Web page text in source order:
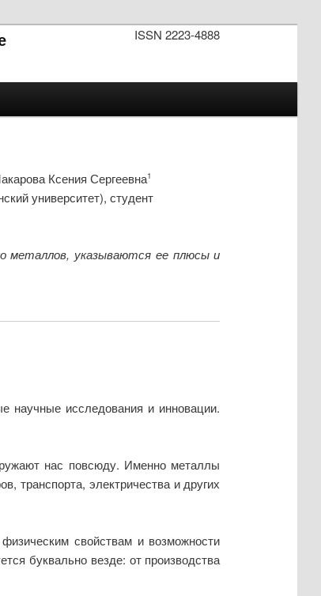
ISSN 2223-4888
Ксения Сергеевна1
университет), студент
металлов, указываются ее плюсы и
исследования и инновации.
нас повсюду. Именно металлы
транспорта, электричества и других
свойствам и возможности
буквально везде: от производства